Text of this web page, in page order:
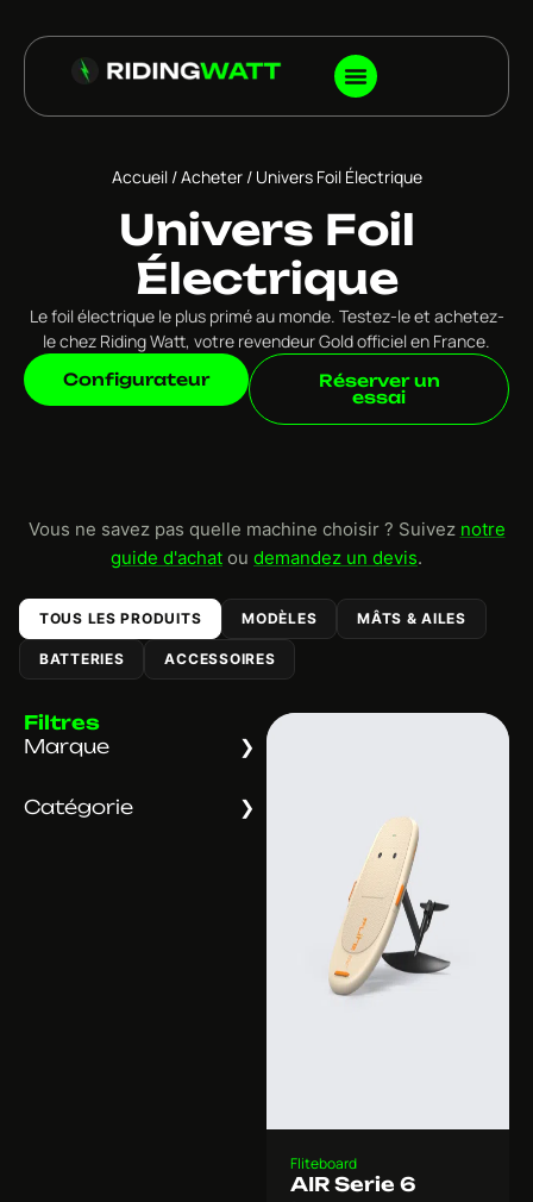
Accueil/Acheter/ Univers Foil Électrique
Univers Foil
Électrique
Le foil électrique le plus primé au monde. Testez-le et achetez-
le chez Riding Watt, votre revendeur Gold officiel en France.
Configurateur
Réserver un
essai
Vous ne savez pas quelle machine choisir ? Suivez notre
guide d'achat ou demandez un devis.
TOUS LES PRODUITS MODÈLES MÂTS & AILES
BATTERIES ACCESSOIRES
Filtres
Marque
Catégorie
Fliteboard
AIR Serie 6